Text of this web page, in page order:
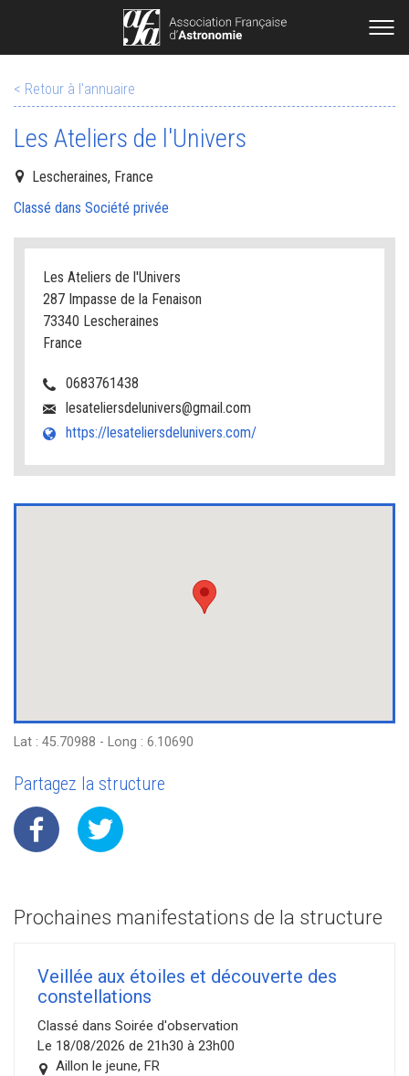
< Retour à l'annuaire
Les Ateliers de l'Univers
Lescheraines, France
Classé dans Société privée
Les Ateliers de l'Univers
287 Impasse de la Fenaison
73340 Lescheraines
France
0683761438
lesateliersdelunivers@gmail.com
https://lesateliersdelunivers.com/
Lat : 45.70988 - Long : 6.10690
Partagez la structure
Prochaines manifestations de la structure
Veillée aux étoiles et découverte des
constellations
Classé dans Soirée d'observation
Le 18/08/2026 de 21h30 à 23h00
Aillon le jeune, FR